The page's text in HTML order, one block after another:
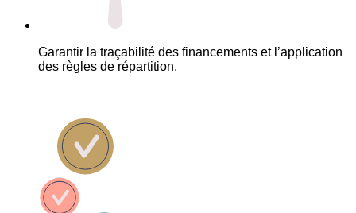
Garantir la traçabilité des financements et l’application
des règles de répartition.